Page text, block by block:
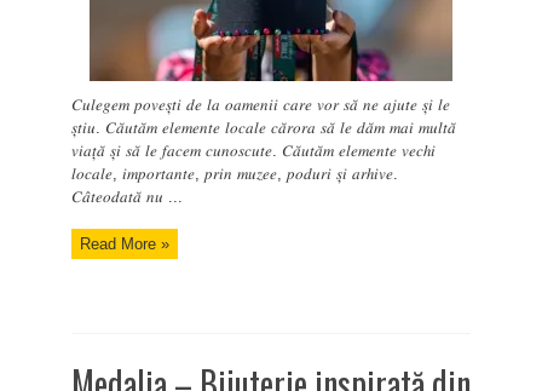
𝐶𝑢𝑙𝑒𝑔𝑒𝑚 𝑝𝑜𝑣𝑒𝑠̦𝑡𝑖 𝑑𝑒 𝑙𝑎 𝑜𝑎𝑚𝑒𝑛𝑖𝑖 𝑐𝑎𝑟𝑒 𝑣𝑜𝑟 𝑠𝑎̆ 𝑛𝑒 𝑎𝑗𝑢𝑡𝑒 𝑠̦𝑖 𝑙𝑒
𝑠̦𝑡𝑖𝑢. 𝐶𝑎̆𝑢𝑡𝑎̆𝑚 𝑒𝑙𝑒𝑚𝑒𝑛𝑡𝑒 𝑙𝑜𝑐𝑎𝑙𝑒 𝑐𝑎̆𝑟𝑜𝑟𝑎 𝑠𝑎̆ 𝑙𝑒 𝑑𝑎̆𝑚 𝑚𝑎𝑖 𝑚𝑢𝑙𝑡𝑎̆
𝑣𝑖𝑎𝑡̦𝑎̆ 𝑠̦𝑖 𝑠𝑎̆ 𝑙𝑒 𝑓𝑎𝑐𝑒𝑚 𝑐𝑢𝑛𝑜𝑠𝑐𝑢𝑡𝑒. 𝐶𝑎̆𝑢𝑡𝑎̆𝑚 𝑒𝑙𝑒𝑚𝑒𝑛𝑡𝑒 𝑣𝑒𝑐ℎ𝑖
𝑙𝑜𝑐𝑎𝑙𝑒, 𝑖𝑚𝑝𝑜𝑟𝑡𝑎𝑛𝑡𝑒, 𝑝𝑟𝑖𝑛 𝑚𝑢𝑧𝑒𝑒, 𝑝𝑜𝑑𝑢𝑟𝑖 𝑠̦𝑖 𝑎𝑟ℎ𝑖𝑣𝑒.
𝐶𝑎̂𝑡𝑒𝑜𝑑𝑎𝑡𝑎̆ 𝑛𝑢 ...
Read More »